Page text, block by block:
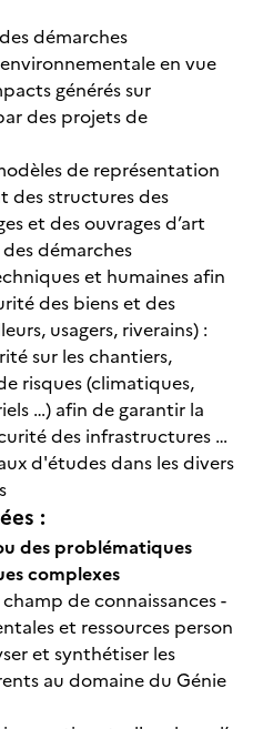
démarches
en vue
générés sur
des projets de
de représentation
des structures des
et des ouvrages d’art
démarches
et humaines afin
des biens et des
usagers, riverains) :
sur les chantiers,
risques (climatiques,
…) afin de garantir la
des infrastructures …
d'études dans les divers
:
des problématiques
complexes
de connaissances -
et ressources person
et synthétiser les
au domaine du Génie